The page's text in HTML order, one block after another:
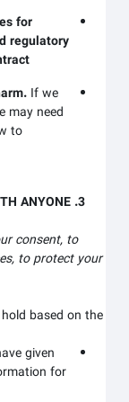
for
regulatory
harm.If we
may need
to
consent, to
to protect your
hold based on the
given
for